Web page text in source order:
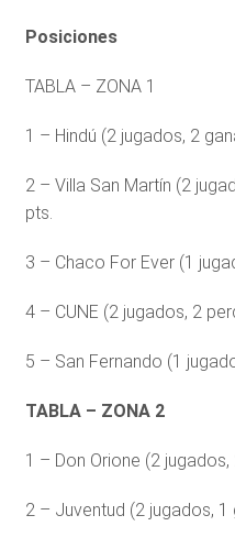
Posiciones
TABLA – ZONA 1
1 – Hindú (2 jugados, 2
2 – Villa San Martín (2
pts.
3 – Chaco For Ever (1
4 – CUNE (2 jugados, 2
5 – San Fernando (1
TABLA – ZONA 2
1 – Don Orione (2
2 – Juventud (2 jugados,